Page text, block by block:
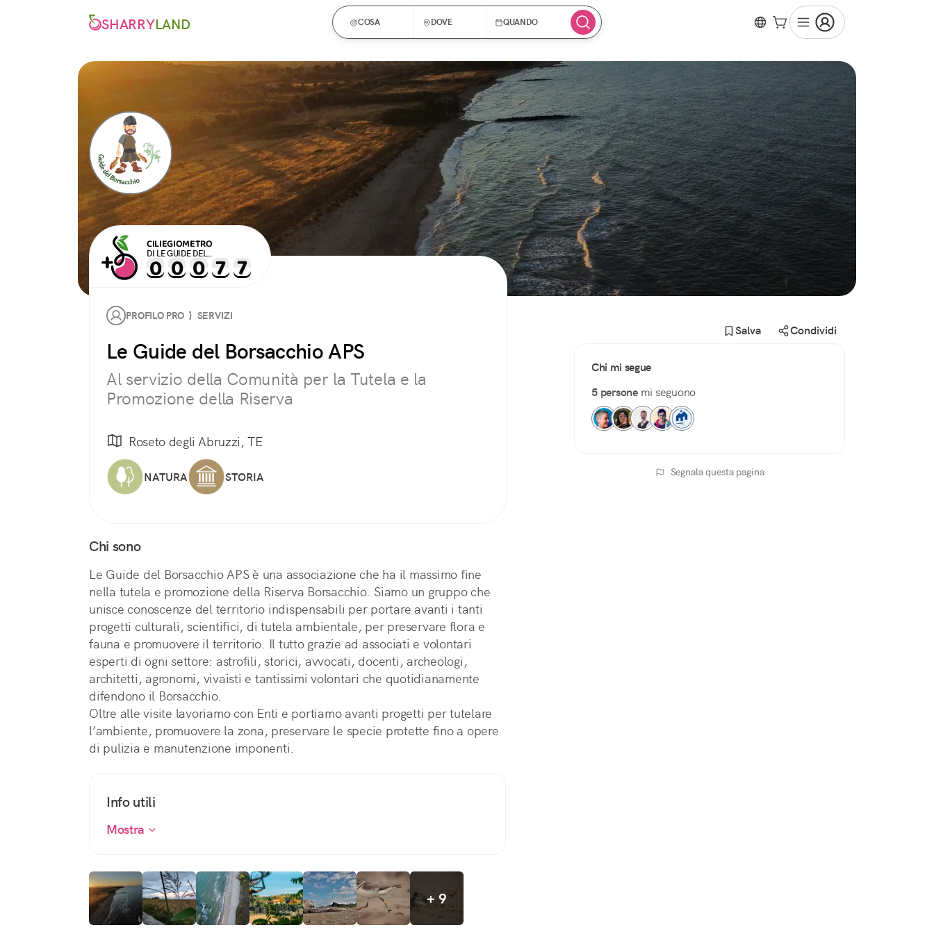
SHARRYLAND COSA DOVE QUANDO
CILIEGIOMETRO
DI LE GUIDE DEL
BORSACCHIO APS
PROFILO PRO } SERVIZI
Le Guide del Borsacchio APS
Al servizio della Comunità per la Tutela e la
Promozione della Riserva
Roseto degli Abruzzi, TE
NATURA STORIA
Chi sono
Le Guide del Borsacchio APS è una associazione che ha il massimo fine
nella tutela e promozione della Riserva Borsacchio. Siamo un gruppo che
unisce conoscenze del territorio indispensabili per portare avanti i tanti
progetti culturali, scientifici, di tutela ambientale, per preservare flora e
fauna e promuovere il territorio. Il tutto grazie ad associati e volontari
esperti di ogni settore: astrofili, storici, avvocati, docenti, archeologi,
architetti, agronomi, vivaisti e tantissimi volontari che quotidianamente
difendono il Borsacchio.
Oltre alle visite lavoriamo con Enti e portiamo avanti progetti per tutelare
l’ambiente, promuovere la zona, preservare le specie protette fino a opere
di pulizia e manutenzione imponenti.
Info utili
Mostra
+ 9
Salva Condividi
Chi mi segue
5 personemi seguono
Segnala questa pagina